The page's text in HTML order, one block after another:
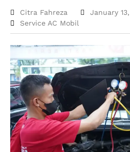
Citra Fahreza
January
Service AC Mobil